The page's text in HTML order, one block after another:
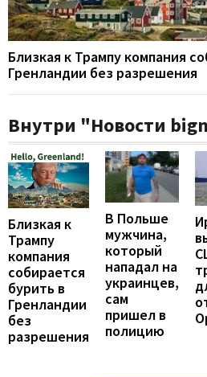
Близкая к Трампу компания
Гренландии без разрешения
Внутри "Новости
Близкая к
Трампу
компания
собирается
бурить в
Гренландии
без
разрешения
В Польше
мужчина,
который
нападал на
украинцев,
сам
пришел в
полицию